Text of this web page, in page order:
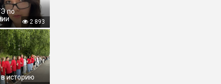
по
2 893
историю